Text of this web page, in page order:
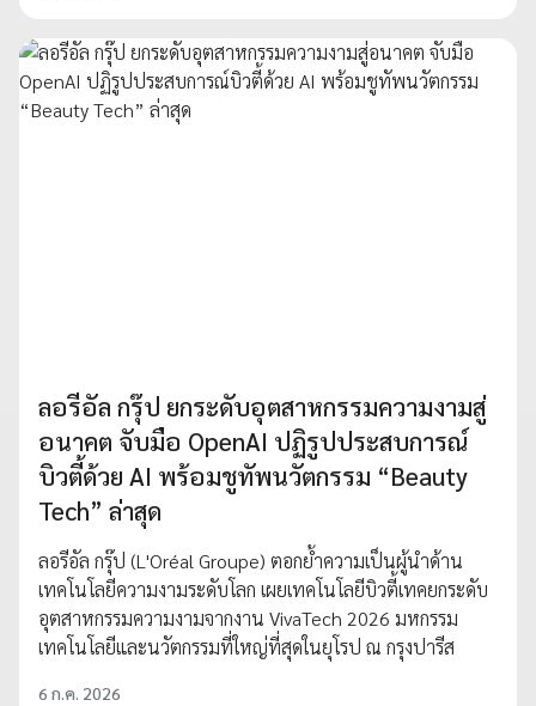
ลอรีอัล กรุ๊ป ยกระดับอุตสาหกรรมความงามสู่
อนาคต จับมือ OpenAI ปฏิรูปประสบการณ์
บิวตี้ด้วย AI พร้อมชูทัพนวัตกรรม “Beauty
Tech” ล่าสุด
ลอรีอัล กรุ๊ป (L'Oréal Groupe) ตอกย้ำความเป็นผู้นำด้าน
เทคโนโลยีความงามระดับโลก เผยเทคโนโลยีบิวตี้เทคยกระดับ
อุตสาหกรรมความงามจากงาน VivaTech 2026 มหกรรม
เทคโนโลยีและนวัตกรรมที่ใหญ่ที่สุดในยุโรป ณ กรุงปารีส
6 ก.ค. 2026